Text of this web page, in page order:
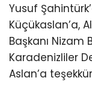
Yusuf
Küçükaslan’a,
Başkanı Nizam
Karadenizliler
Aslan’a